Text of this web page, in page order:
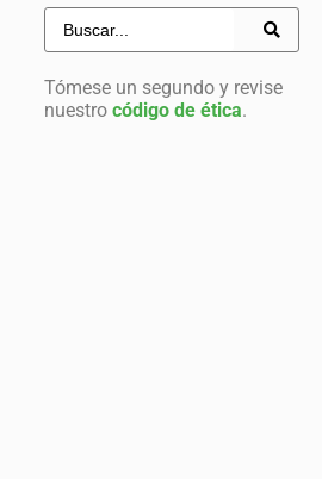
Tómese un segundo y revise
nuestro código de ética.